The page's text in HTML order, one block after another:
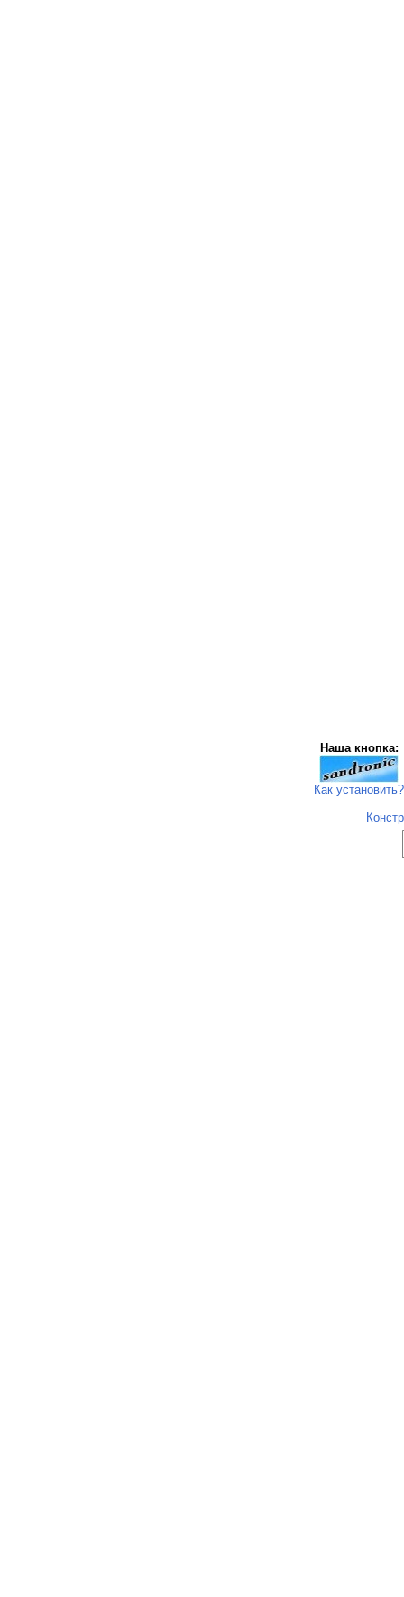
Наша кнопка:
Как установить?